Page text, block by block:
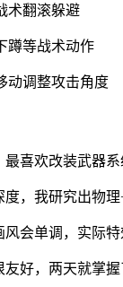
术翻滚躲避
蹲等战术动作
动调整攻击角度
喜欢改装武器
，我研究出物
会单调，实际
好，两天就掌